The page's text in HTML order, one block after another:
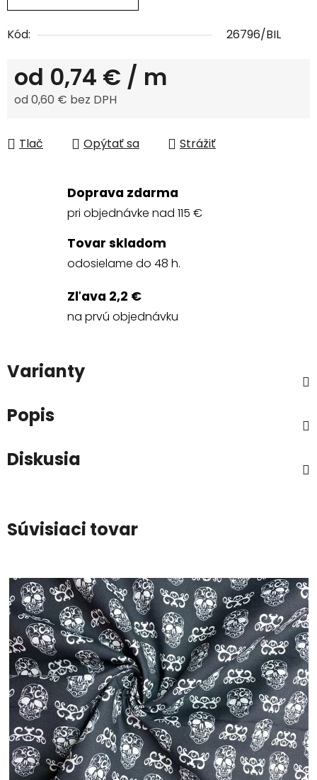
Kód: 26796/BIL
od 0,74 € / m
od0,60 € bez DPH
Tlač
Opýtať sa Strážiť
Doprava zdarma
pri objednávke nad 115 €
Tovar skladom
odosielame do 48 h.
Zľava 2,2 €
na prvú objednávku
Varianty
Popis
Diskusia
Súvisiaci tovar